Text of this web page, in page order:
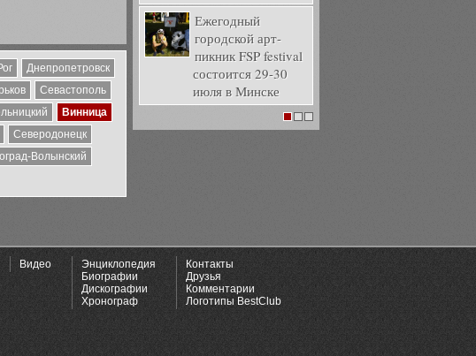
Днепропетровск
Севастополь
Винница
Северодонецк
Волынский
Ежегодный
городской арт-
пикник FSP festival
состоится 29-30
июля в Минске
Видео
Энциклопедия
Биографии
Дискографии
Хронограф
Контакты
Друзья
Комментарии
Логотипы BestClub